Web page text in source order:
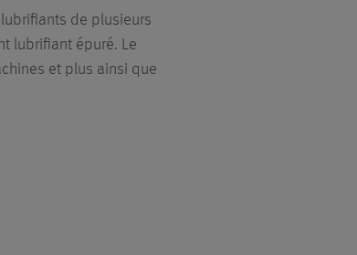
de plusieurs
lubrifiant épuré. Le
et plus ainsi que